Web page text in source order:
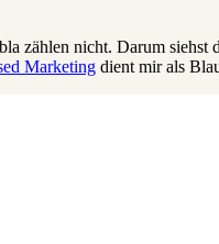
zählen nicht. Darum
Marketing dient mir als